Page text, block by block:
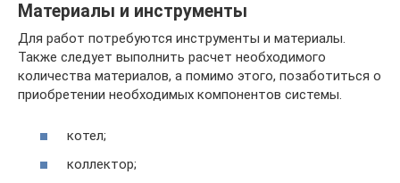
Материалы и инструменты
Для работ потребуются инструменты и материалы.
Также следует выполнить расчет необходимого
количества материалов, а помимо этого, позаботиться о
приобретении необходимых компонентов системы.
котел;
коллектор;